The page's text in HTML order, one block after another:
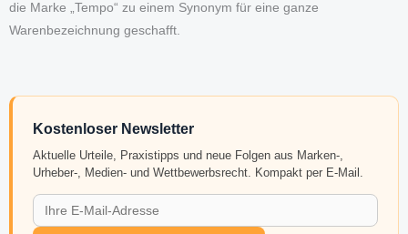
die Marke „Tempo“ zu einem Synonym für eine ganze
Warenbezeichnung geschafft.
Kostenloser Newsletter
Aktuelle Urteile, Praxistipps und neue Folgen aus Marken-,
Urheber-, Medien- und Wettbewerbsrecht. Kompakt per E-Mail.